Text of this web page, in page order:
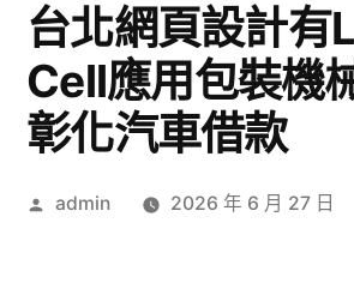
台北網頁設計有
Cell應用包裝機
彰化汽車借款
作
admin 2026 年 6 月 27 日